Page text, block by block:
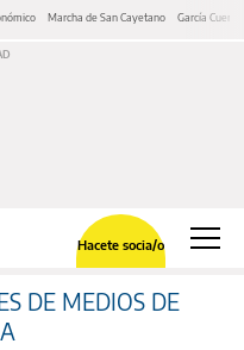
Marcha de San Cayetano García Cuerva
Hacete socia/o
DE MEDIOS DE